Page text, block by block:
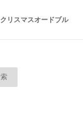
クリスマスオードブル